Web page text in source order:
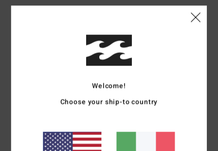
Recensioni dei clienti
Punteggio medio
1.0
Welcome!
Choose your ship-to country